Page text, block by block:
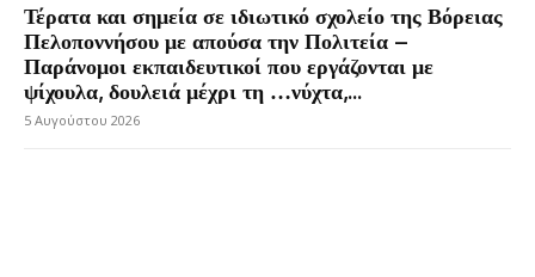
Τέρατα και σημεία σε ιδιωτικό σχολείο της Βόρειας
Πελοποννήσου με απούσα την Πολιτεία –
Παράνομοι εκπαιδευτικοί που εργάζονται με
ψίχουλα, δουλειά μέχρι τη …νύχτα,...
5 Αυγούστου 2026